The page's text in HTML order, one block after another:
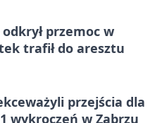
przemoc w
trafił do aresztu
przejścia dla
wykroczeń w Zabrzu